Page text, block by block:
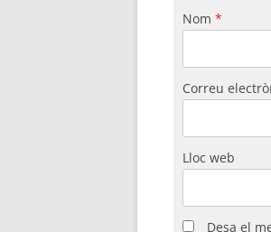
Nom *
Correu
Lloc web
Desa el